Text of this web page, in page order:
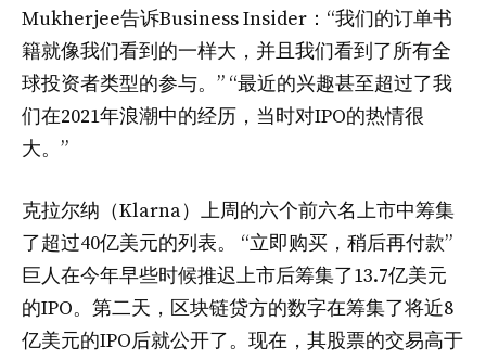
Mukherjee告诉Business Insider：“我们的订单书
籍就像我们看到的一样大，并且我们看到了所有全
球投资者类型的参与。” “最近的兴趣甚至超过了我
们在2021年浪潮中的经历，当时对IPO的热情很
大。”
克拉尔纳（Klarna）上周的六个前六名上市中筹集
了超过40亿美元的列表。 “立即购买，稍后再付款”
巨人在今年早些时候推迟上市后筹集了13.7亿美元
的IPO。第二天，区块链贷方的数字在筹集了将近8
亿美元的IPO后就公开了。现在，其股票的交易高于